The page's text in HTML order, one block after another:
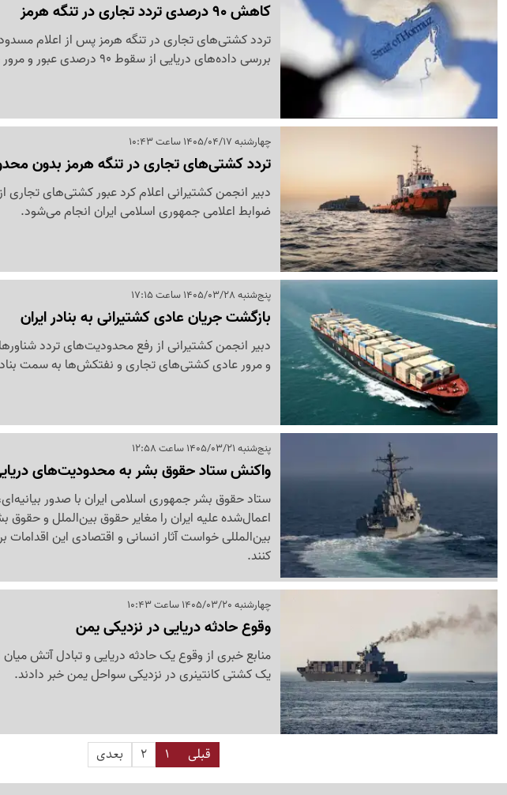
کاهش 90 درصدی تردد تجاری در تنگه هرمز
تردد کشتی‌های تجاری در تنگه هرمز پس از اعلام
بررسی داده‌های دریایی از سقوط 90 درصدی عبور و مرور حکایت دارد.
چهارشنبه 1405/04/17 ساعت 10:43
تردد کشتی‌های تجاری در تنگه هرمز بدون
دبیر انجمن کشتیرانی اعلام کرد عبور کشتی‌های تجاری
ضوابط اعلامی جمهوری اسلامی ایران انجام می‌شود.
پنج‌شنبه 1405/03/28 ساعت 17:15
بازگشت جریان عادی کشتیرانی به بنادر ایران
دبیر انجمن کشتیرانی از رفع محدودیت‌های تردد
و مرور عادی کشتی‌های تجاری و نفتکش‌ها به سمت بنادر
پنج‌شنبه 1405/03/21 ساعت 12:58
واکنش ستاد حقوق بشر به محدودیت‌های
ستاد حقوق بشر جمهوری اسلامی ایران با صدور
اعمال‌شده علیه ایران را مغایر حقوق بین‌الملل و
بین‌المللی خواست آثار انسانی و اقتصادی این
کنند.
چهارشنبه 1405/03/20 ساعت 10:43
وقوع حادثه دریایی در نزدیکی یمن
منابع خبری از وقوع یک حادثه دریایی و تبادل آتش
یک کشتی کانتینری در نزدیکی سواحل یمن خبر دادند.
قبلی 1
2 بعدی